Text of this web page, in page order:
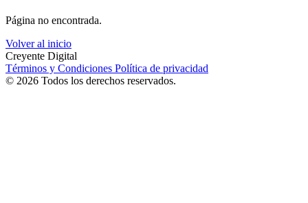
Página no encontrada.
Volver al inicio
Creyente Digital
Términos y Condiciones Política de privacidad
© 2026 Todos los derechos reservados.